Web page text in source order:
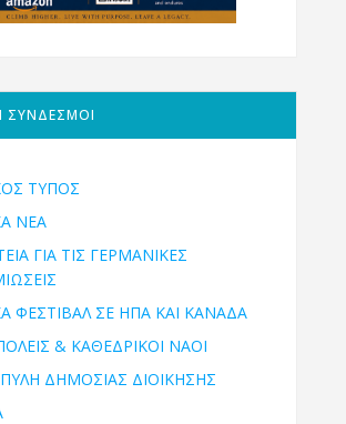
ΣΥΝΔΕΣΜΟΙ
ΤΥΠΟΣ
ΝΕΑ
ΓΙΑ ΤΙΣ ΓΕΡΜΑΝΙΚΕΣ
ΦΕΣΤΙΒΆΛ ΣΕ ΗΠΑ ΚΑΙ ΚΑΝΑΔΑ
& ΚΑΘΕΔΡΙΚΟΊ ΝΑΟΊ
ΔΗΜΌΣΙΑΣ ΔΙΟΊΚΗΣΗΣ